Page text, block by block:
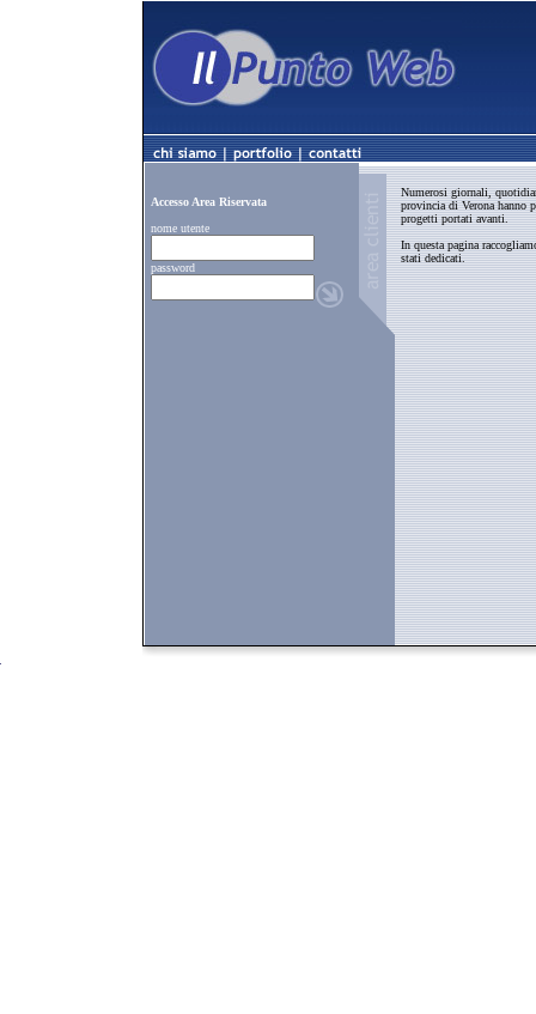
Accesso Area Riservata
nome utente
password
Numerosi giornali,
provincia di Verona hanno
progetti portati avanti.
In questa pagina
stati dedicati.